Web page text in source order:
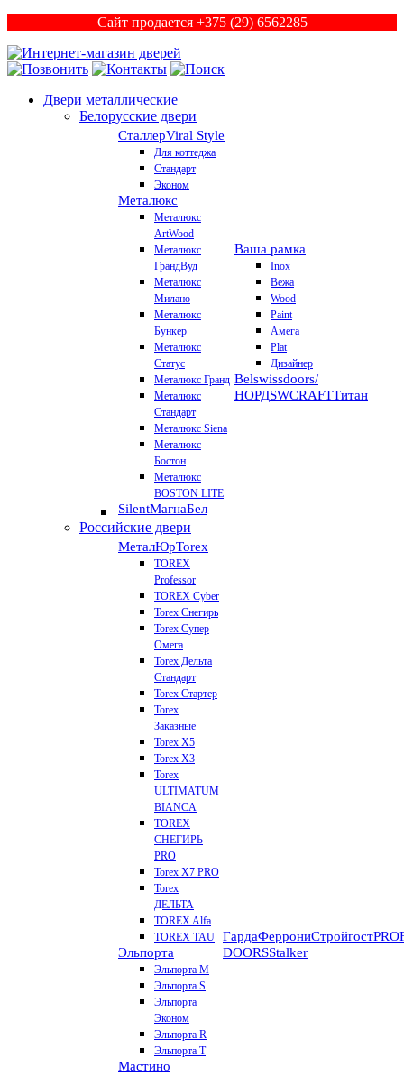
Сайт продается +375 (29) 6562285
Двери металлические
Белорусские двери
СталлерViral Style
Для коттеджа
Стандарт
Эконом
Металюкс
Металюкс
ArtWood
Металюкс
ГрандВуд
Металюкс
Милано
Металюкс
Бункер
Металюкс
Статус
Металюкс Гранд
Металюкс
Стандарт
Металюкс Siena
Металюкс
Бостон
Металюкс
BOSTON LITE
SilentМагнаБел
Ваша рамка
Inox
Вежа
Wood
Paint
Амега
Plat
Дизайнер
Belswissdoors/
НОРДSWCRAFTТитан
Российские двери
МеталЮрTorex
TOREX
Professor
TOREX Cyber
Torex Снегирь
Torex Супер
Омега
Torex Дельта
Стандарт
Torex Стартер
Torex
Заказные
Torex Х5
Torex Х3
Torex
ULTIMATUM
BIANCA
TOREX
СНЕГИРЬ
PRO
Torex X7 PRO
Torex
ДЕЛЬТА
TOREX Alfa
TOREX TAU
Эльпорта
Эльпорта M
Эльпорта S
Эльпорта
Эконом
Эльпорта R
Эльпорта Т
Мастино
ГардаФеррониСтройгост
DOORSStalker